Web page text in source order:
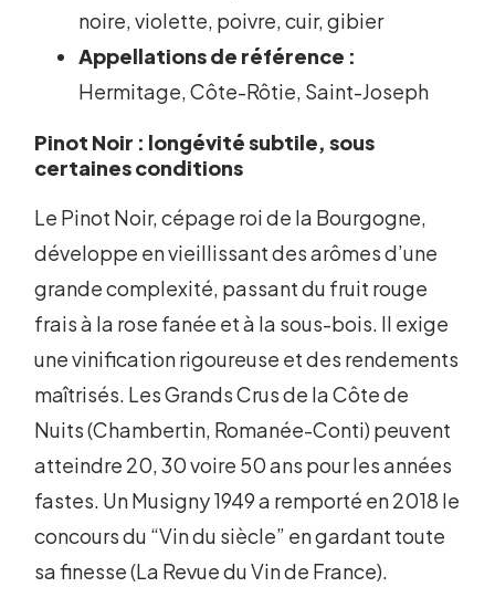
noire, violette, poivre, cuir, gibier
Appellations de référence :
Hermitage, Côte-Rôtie, Saint-Joseph
Pinot Noir : longévité subtile, sous
certaines conditions
Le Pinot Noir, cépage roi de la Bourgogne,
développe en vieillissant des arômes d’une
grande complexité, passant du fruit rouge
frais à la rose fanée et à la sous-bois. Il exige
une vinification rigoureuse et des rendements
maîtrisés. Les Grands Crus de la Côte de
Nuits (Chambertin, Romanée-Conti) peuvent
atteindre 20, 30 voire 50 ans pour les années
fastes. Un Musigny 1949 a remporté en 2018 le
concours du “Vin du siècle” en gardant toute
sa finesse (La Revue du Vin de France).